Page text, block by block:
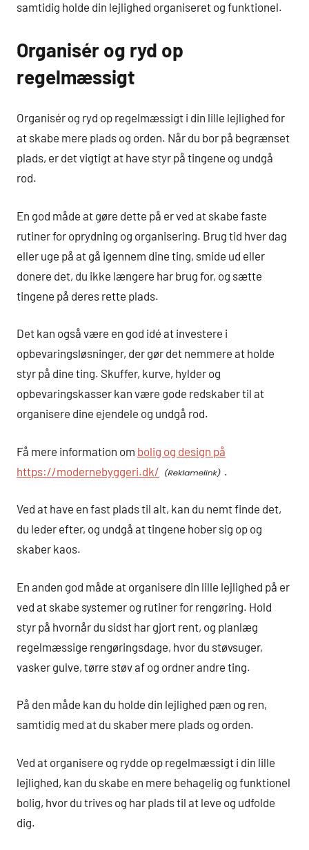
samtidig holde din lejlighed organiseret og funktionel.
Organisér og ryd op
regelmæssigt
Organisér og ryd op regelmæssigt i din lille lejlighed for
at skabe mere plads og orden. Når du bor på begrænset
plads, er det vigtigt at have styr på tingene og undgå
rod.
En god måde at gøre dette på er ved at skabe faste
rutiner for oprydning og organisering. Brug tid hver dag
eller uge på at gå igennem dine ting, smide ud eller
donere det, du ikke længere har brug for, og sætte
tingene på deres rette plads.
Det kan også være en god idé at investere i
opbevaringsløsninger, der gør det nemmere at holde
styr på dine ting. Skuffer, kurve, hylder og
opbevaringskasser kan være gode redskaber til at
organisere dine ejendele og undgå rod.
Få mere information om bolig og design på
https://modernebyggeri.dk/
.
Ved at have en fast plads til alt, kan du nemt finde det,
du leder efter, og undgå at tingene hober sig op og
skaber kaos.
En anden god måde at organisere din lille lejlighed på er
ved at skabe systemer og rutiner for rengøring. Hold
styr på hvornår du sidst har gjort rent, og planlæg
regelmæssige rengøringsdage, hvor du støvsuger,
vasker gulve, tørre støv af og ordner andre ting.
På den måde kan du holde din lejlighed pæn og ren,
samtidig med at du skaber mere plads og orden.
Ved at organisere og rydde op regelmæssigt i din lille
lejlighed, kan du skabe en mere behagelig og funktionel
bolig, hvor du trives og har plads til at leve og udfolde
dig.